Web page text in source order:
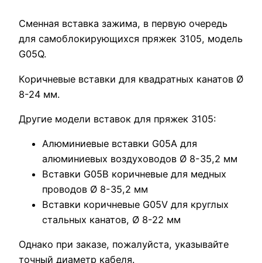
Сменная вставка зажима, в первую очередь
для самоблокирующихся пряжек 3105, модель
G05Q.
Коричневые вставки для квадратных канатов Ø
8-24 мм.
Другие модели вставок для пряжек 3105:
Алюминиевые вставки G05A для
алюминиевых воздуховодов Ø 8-35,2 мм
Вставки G05B коричневые для медных
проводов Ø 8-35,2 мм
Вставки коричневые G05V для круглых
стальных канатов, Ø 8-22 мм
Однако при заказе, пожалуйста, указывайте
точный диаметр кабеля.